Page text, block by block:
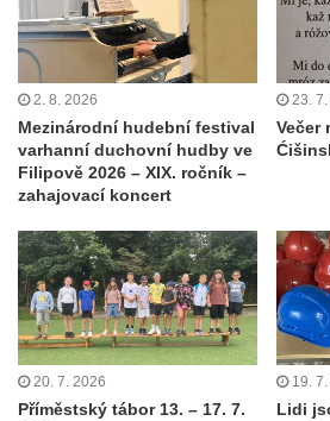
2. 8. 2026
Mezinárodní hudební festival
varhanní duchovní hudby ve
Filipově 2026 – XIX. ročník –
zahajovací koncert
23.
Večer
20. 7. 2026
Příměstský tábor 13. – 17. 7.
19.
Lidi